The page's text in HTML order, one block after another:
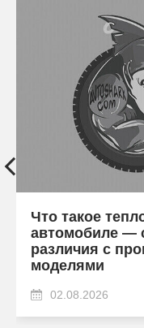
Что такое
автомобиле —
различия с
моделями
02.08.2026